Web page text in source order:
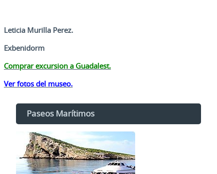
Leticia Murilla Perez.
Exbenidorm
Comprar excursion a Guadalest.
Ver fotos del museo.
Paseos Marítimos